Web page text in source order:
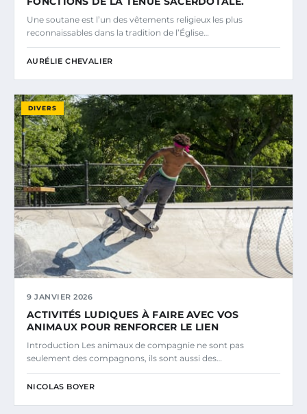
Une soutane est l’un des vêtements religieux les plus
reconnaissables dans la tradition de l’Église…
AURÉLIE CHEVALIER
DIVERS
9 JANVIER 2026
ACTIVITÉS LUDIQUES À FAIRE AVEC VOS
ANIMAUX POUR RENFORCER LE LIEN
Introduction Les animaux de compagnie ne sont pas
seulement des compagnons, ils sont aussi des…
NICOLAS BOYER